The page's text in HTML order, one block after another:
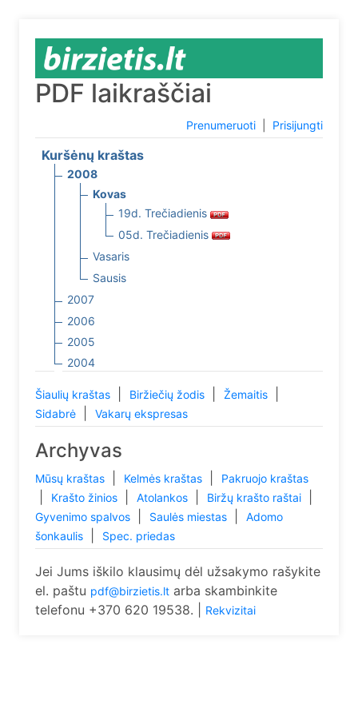
PDF laikraščiai
Prenumeruoti Prisijungti
Kuršėnų kraštas
2008
Kovas
19d. Trečiadienis
05d. Trečiadienis
Vasaris
Sausis
2007
2006
2005
2004
Šiaulių kraštas Biržiečių žodis Žemaitis
Sidabrė Vakarų ekspresas
Archyvas
Mūsų kraštas Kelmės kraštas Pakruojo kraštas
Krašto žinios Atolankos Biržų krašto raštai
Gyvenimo spalvos Saulės miestas
Adomo
šonkaulis
Spec. priedas
Jei Jums iškilo klausimų dėl užsakymo rašykite
el. paštu pdf@birzietis.lt arba skambinkite
telefonu +370 620 19538. |
Rekvizitai